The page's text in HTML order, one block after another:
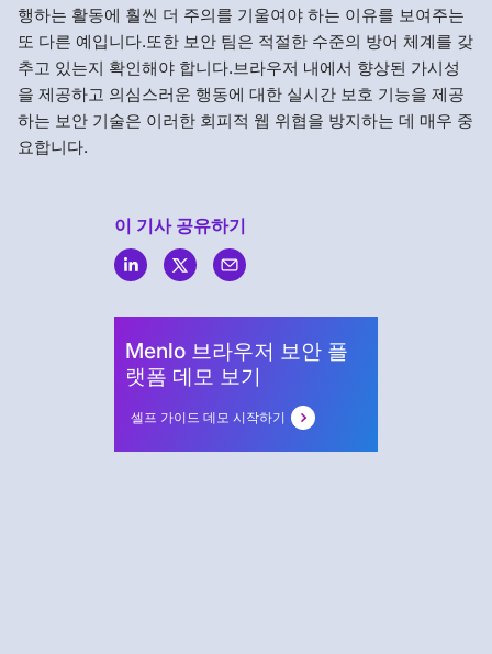
행하는 활동에 훨씬 더 주의를 기울여야 하는 이유를 보여주는
또 다른 예입니다.또한 보안 팀은 적절한 수준의 방어 체계를 갖
추고 있는지 확인해야 합니다.브라우저 내에서 향상된 가시성
을 제공하고 의심스러운 행동에 대한 실시간 보호 기능을 제공
하는 보안 기술은 이러한 회피적 웹 위협을 방지하는 데 매우 중
요합니다.
이 기사 공유하기
Menlo 브라우저 보안 플
랫폼 데모 보기
셀프 가이드 데모 시작하기